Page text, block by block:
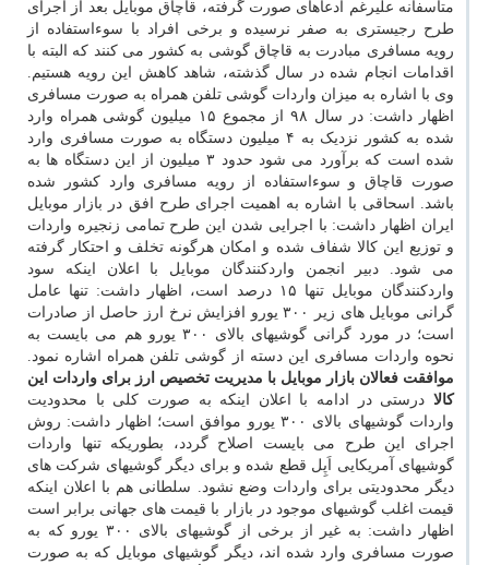
متأسفانه علیرغم ادعاهای صورت گرفته، قاچاق موبایل بعد از اجرای
طرح رجیستری به صفر نرسیده و برخی افراد با سوءاستفاده از
رویه مسافری مبادرت به قاچاق گوشی به کشور می کنند که البته با
اقدامات انجام شده در سال گذشته، شاهد کاهش این رویه هستیم.
وی با اشاره به میزان واردات گوشی تلفن همراه به صورت مسافری
اظهار داشت: در سال ۹۸ از مجموع ۱۵ میلیون گوشی همراه وارد
شده به کشور نزدیک به ۴ میلیون دستگاه به صورت مسافری وارد
شده است که برآورد می شود حدود ۳ میلیون از این دستگاه ها به
صورت قاچاق و سوءاستفاده از رویه مسافری وارد کشور شده
باشد. اسحاقی با اشاره به اهمیت اجرای طرح افق در بازار موبایل
ایران اظهار داشت: با اجرایی شدن این طرح تمامی زنجیره واردات
و توزیع این کالا شفاف شده و امکان هرگونه تخلف و احتکار گرفته
می شود. دبیر انجمن واردکنندگان موبایل با اعلان اینکه سود
واردکنندگان موبایل تنها ۱۵ درصد است، اظهار داشت: تنها عامل
گرانی موبایل های زیر ۳۰۰ یورو افزایش نرخ ارز حاصل از صادرات
است؛ در مورد گرانی گوشیهای بالای ۳۰۰ یورو هم می بایست به
نحوه واردات مسافری این دسته از گوشی تلفن همراه اشاره نمود.
موافقت فعالان بازار موبایل با مدیریت تخصیص ارز برای واردات این
کالا درستی در ادامه با اعلان اینکه به صورت کلی با محدودیت
واردات گوشیهای بالای ۳۰۰ یورو موافق است؛ اظهار داشت: روش
اجرای این طرح می بایست اصلاح گردد، بطوریکه تنها واردات
گوشیهای آمریکایی اَپِل قطع شده و برای دیگر گوشیهای شرکت های
دیگر محدودیتی برای واردات وضع نشود. سلطانی هم با اعلان اینکه
قیمت اغلب گوشیهای موجود در بازار با قیمت های جهانی برابر است
اظهار داشت: به غیر از برخی از گوشیهای بالای ۳۰۰ یورو که به
صورت مسافری وارد شده اند، دیگر گوشیهای موبایل که به صورت